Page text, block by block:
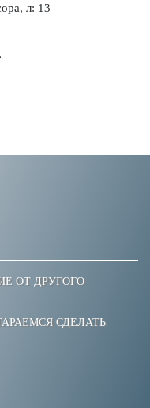
ОТ ДРУГОГО
СДЕЛАТЬ
л: 13